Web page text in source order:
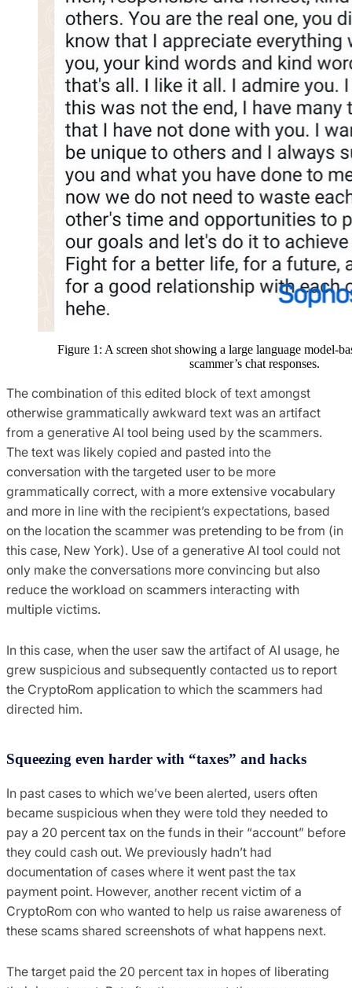
Figure 1: A screen shot showing a large language model-
scammer’s chat responses.
The combination of this edited block of text amongst
otherwise grammatically awkward text was an artifact
from a generative AI tool being used by the scammers.
The text was likely copied and pasted into the
conversation with the targeted user to be more
grammatically correct, with a more extensive vocabulary
and more in line with the recipient’s expectations, based
on the location the scammer was pretending to be from (in
this case, New York). Use of a generative AI tool could not
only make the conversations more convincing but also
reduce the workload on scammers interacting with
multiple victims.
In this case, when the user saw the artifact of AI usage, he
grew suspicious and subsequently contacted us to report
the CryptoRom application to which the scammers had
directed him.
Squeezing even harder with “taxes” and hacks
In past cases to which we’ve been alerted, users often
became suspicious when they were told they needed to
pay a 20 percent tax on the funds in their “account” before
they could cash out. We previously hadn’t had
documentation of cases where it went past the tax
payment point. However, another recent victim of a
CryptoRom con who wanted to help us raise awareness of
these scams shared screenshots of what happens next.
The target paid the 20 percent tax in hopes of liberating